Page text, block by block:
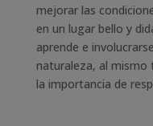
mejorar las
en un lugar bello y
aprende e
naturaleza, al mismo
la importancia de